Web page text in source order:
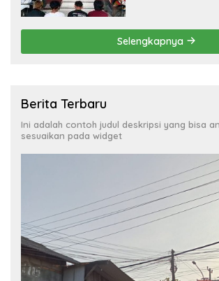
Selengkapnya
Berita Terbaru
Ini adalah contoh judul deskripsi yang bisa
sesuaikan pada widget